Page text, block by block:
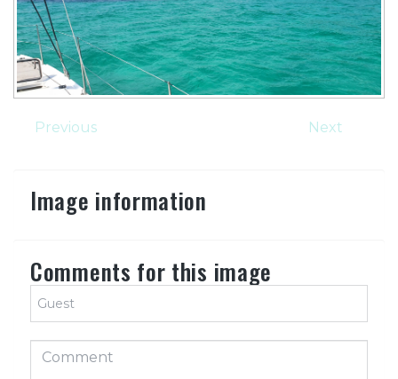
Previous Next
Image information
Comments for this image